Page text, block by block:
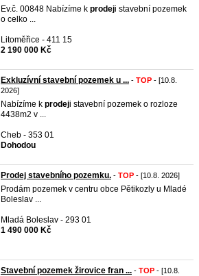
Ev.č. 00848 Nabízíme k prodeji stavební pozemek
o celko ...
Litoměřice - 411 15
2 190 000 Kč
Exkluzívní stavební pozemek u ... - TOP - [10.8.
2026]
Nabízíme k prodeji stavební pozemek o rozloze
4438m2 v ...
Cheb - 353 01
Dohodou
Prodej stavebního pozemku. - TOP - [10.8. 2026]
Prodám pozemek v centru obce Pětikozly u Mladé
Boleslav ...
Mladá Boleslav - 293 01
1 490 000 Kč
Stavební pozemek žirovice fran ... - TOP - [10.8.